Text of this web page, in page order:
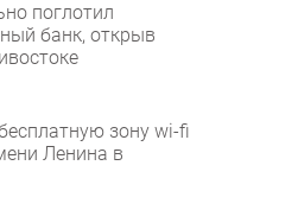
поглотил
банк, открыв
зону wi-fi
Ленина в